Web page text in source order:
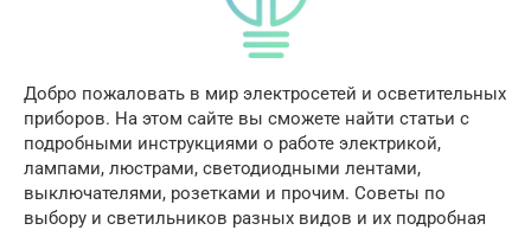
Добро пожаловать в мир электросетей и осветительных
приборов. На этом сайте вы сможете найти статьи с
подробными инструкциями о работе электрикой,
лампами, люстрами, светодиодными лентами,
выключателями, розетками и прочим. Советы по
выбору и светильников разных видов и их подробная